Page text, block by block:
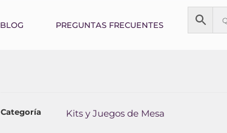
BLOG PREGUNTAS FRECUENTES
Categoría Kits y Juegos de Mesa